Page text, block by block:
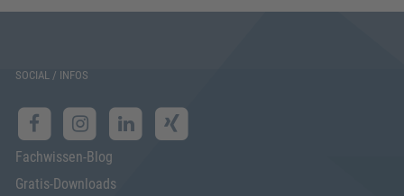
SOCIAL / INFOS
Fachwissen-Blog
Gratis-Downloads